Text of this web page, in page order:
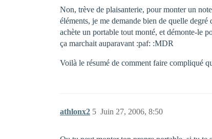
Non, trève de plaisanterie, pour monter un
éléments, je me demande bien de quelle
achète un portable tout monté, et démonte-le
ça marchait auparavant :paf: :MDR
Voilà le résumé de comment faire compliqué
athlonx2 Juin 27, 2006, 8:50
5